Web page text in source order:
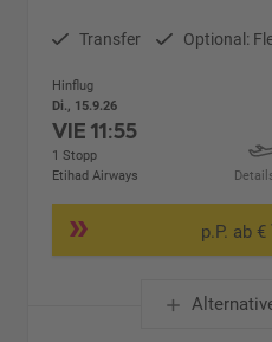
Transfer Optional:
Hinflug
Di., 15.9.26
VIE11:55
1 Stopp
Etihad Airways
p.P. ab €